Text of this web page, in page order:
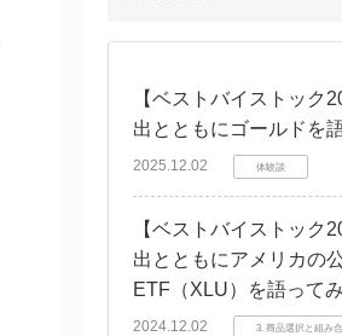
【ベストバイストック
出とともにゴールドを
2025.12.02 体験談
【ベストバイストック
出とともにアメリカの
ETF（XLU）を語って
2024.12.02 3. 商品選択と組み